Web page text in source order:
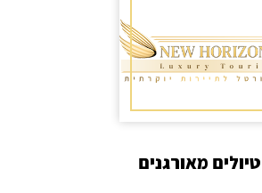
טיולים מאורגנים